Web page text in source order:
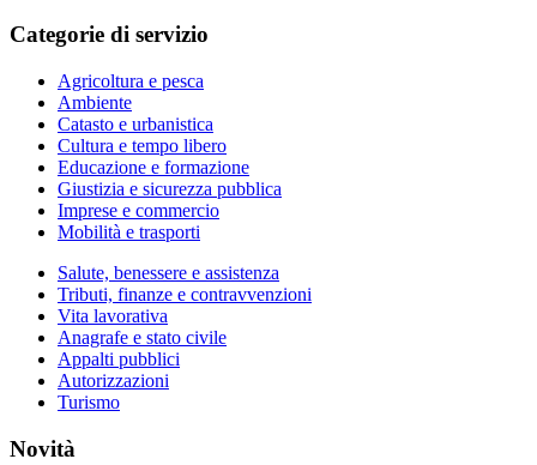
Categorie di servizio
Agricoltura e pesca
Ambiente
Catasto e urbanistica
Cultura e tempo libero
Educazione e formazione
Giustizia e sicurezza pubblica
Imprese e commercio
Mobilità e trasporti
Salute, benessere e assistenza
Tributi, finanze e contravvenzioni
Vita lavorativa
Anagrafe e stato civile
Appalti pubblici
Autorizzazioni
Turismo
Novità